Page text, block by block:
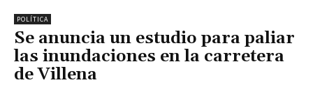
POLÍTICA
Se anuncia un estudio para paliar
las inundaciones en la carretera
de Villena